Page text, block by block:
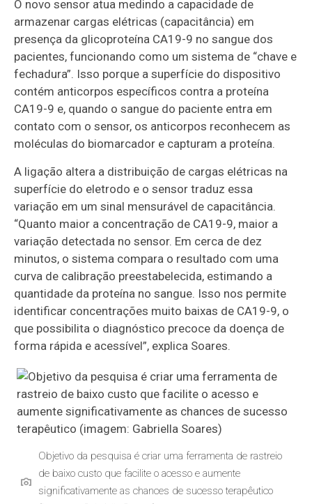
O novo sensor atua medindo a capacidade de
armazenar cargas elétricas (capacitância) em
presença da glicoproteína CA19-9 no sangue dos
pacientes, funcionando como um sistema de “chave e
fechadura”. Isso porque a superfície do dispositivo
contém anticorpos específicos contra a proteína
CA19-9 e, quando o sangue do paciente entra em
contato com o sensor, os anticorpos reconhecem as
moléculas do biomarcador e capturam a proteína.
A ligação altera a distribuição de cargas elétricas na
superfície do eletrodo e o sensor traduz essa
variação em um sinal mensurável de capacitância.
“Quanto maior a concentração de CA19-9, maior a
variação detectada no sensor. Em cerca de dez
minutos, o sistema compara o resultado com uma
curva de calibração preestabelecida, estimando a
quantidade da proteína no sangue. Isso nos permite
identificar concentrações muito baixas de CA19-9, o
que possibilita o diagnóstico precoce da doença de
forma rápida e acessível”, explica Soares.
Objetivo da pesquisa é criar uma ferramenta de rastreio
de baixo custo que facilite o acesso e aumente
significativamente as chances de sucesso terapêutico